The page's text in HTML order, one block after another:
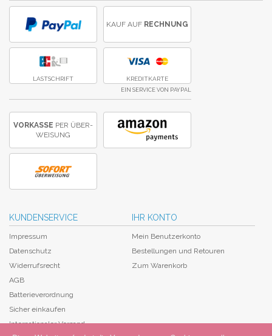
KAUF AUF RECHNUNG
LASTSCHRIFT KREDITKARTE
EIN SERVICE VON PAYPAL
VORKASSE PER ÜBER­
WEISUNG
KUNDENSERVICE
Impressum
Datenschutz
Widerrufsrecht
AGB
Batterieverordnung
Sicher einkaufen
Internationaler Versand
IHR KONTO
Mein Benutzerkonto
Bestellungen und Retouren
Zum Warenkorb